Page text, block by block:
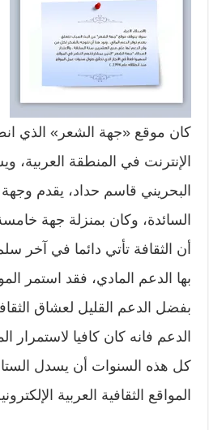
كان موقع «جهة الشعر» الذي
الإنترنت في المنطقة العربية،
البحريني قاسم حداد، يقدم
السائدة، وكان بمنزلة جهة
أن الثقافة تأتي دائما في آخر
بفضل الدعم القليل لعشاق
الدعم فانه كان كافيا
كل هذه السنوات أن يسدل
المواقع الثقافية العربية